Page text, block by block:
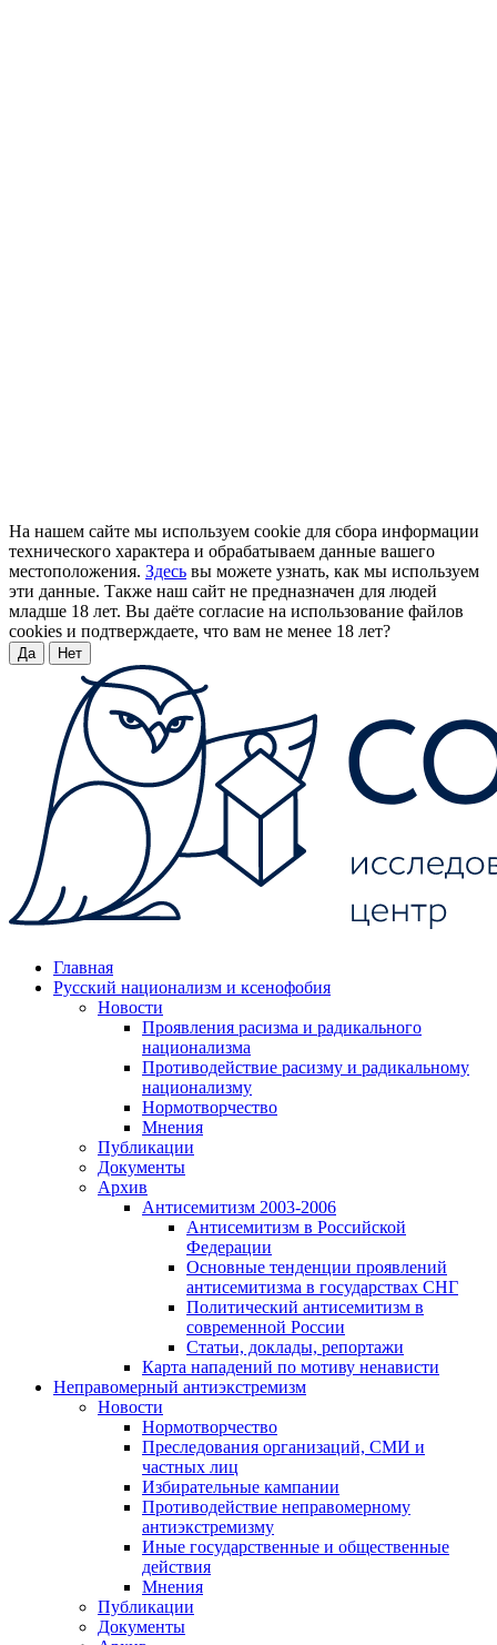
На нашем сайте мы используем cookie для сбора информации
технического характера и обрабатываем данные вашего
местоположения. Здесь вы можете узнать, как мы используем
эти данные. Также наш сайт не предназначен для людей
младше 18 лет. Вы даёте согласие на использование файлов
cookies и подтверждаете, что вам не менее 18 лет?
Да Нет
Главная
Русский национализм и ксенофобия
Новости
Проявления расизма и радикального
национализма
Противодействие расизму и радикальному
национализму
Нормотворчество
Мнения
Публикации
Документы
Архив
Антисемитизм 2003-2006
Антисемитизм в Российской
Федерации
Основные тенденции проявлений
антисемитизма в государствах СНГ
Политический антисемитизм в
современной России
Статьи, доклады, репортажи
Карта нападений по мотиву ненависти
Неправомерный антиэкстремизм
Новости
Нормотворчество
Преследования организаций, СМИ и
частных лиц
Избирательные кампании
Противодействие неправомерному
антиэкстремизму
Иные государственные и общественные
действия
Мнения
Публикации
Документы